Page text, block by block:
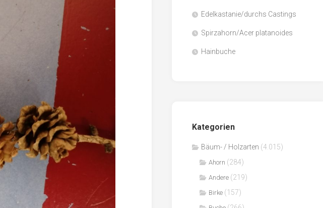
20BH
Sägenebenprodukte
Edelkastanie/durchs Castings
Spirzahorn/Acer platanoides
Hainbuche
Kategorien
Bäum- / Holzarten (4.015)
Ahorn (284)
Andere (219)
Birke (157)